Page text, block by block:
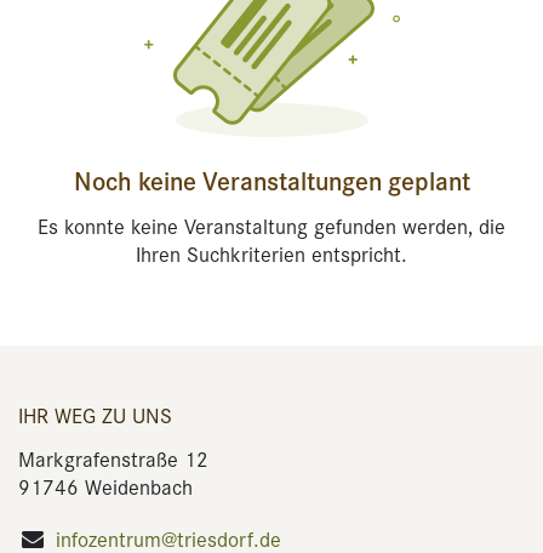
Noch keine Veranstaltungen geplant
Es konnte keine Veranstaltung gefunden werden, die
Ihren Suchkriterien entspricht.
IHR WEG ZU UNS
Markgrafenstraße 12
91746 Weidenbach
infozentrum@triesdorf.de